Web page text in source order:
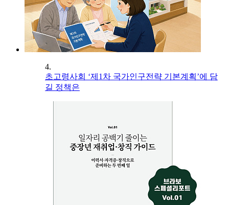
4.
초고령사회 ‘제1차 국가인구전략 기본계획’에 담
길 정책은